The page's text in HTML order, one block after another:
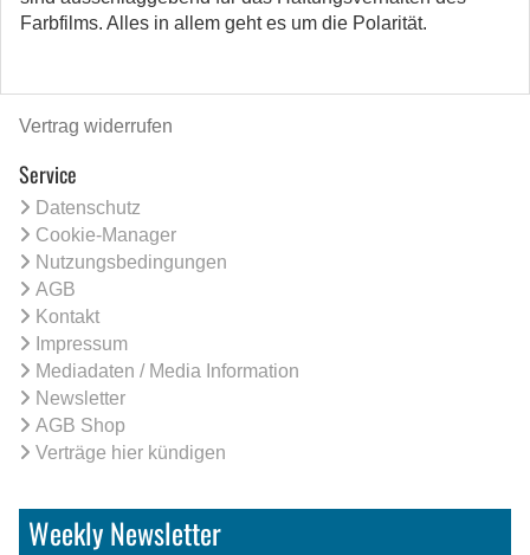
Farbfilms. Alles in allem geht es um die Polarität.
Vertrag widerrufen
Service
Datenschutz
Cookie-Manager
Nutzungsbedingungen
AGB
Kontakt
Impressum
Mediadaten / Media Information
Newsletter
AGB Shop
Verträge hier kündigen
Weekly Newsletter